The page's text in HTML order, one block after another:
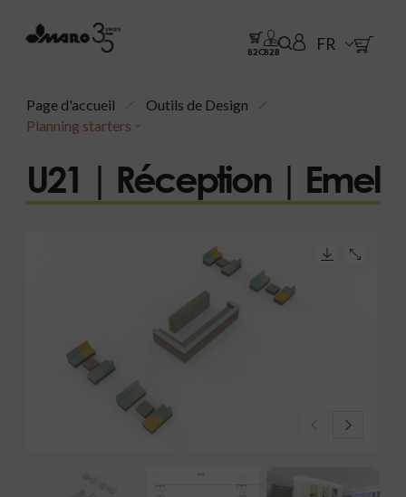
B2CB2B FR
Page d'accueil
Outils de Design
Planning starters
U21 | Réception | Emel